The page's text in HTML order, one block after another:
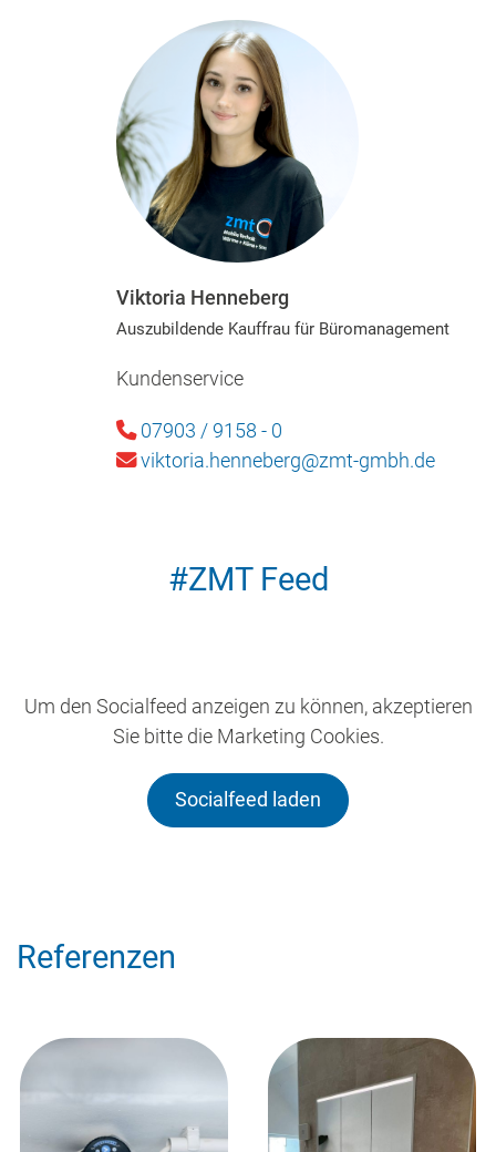
Viktoria Henneberg
Auszubildende Kauffrau für Büromanagement
Kundenservice
07903 / 9158 - 0
viktoria.henneberg@zmt-gmbh.de
#ZMT Feed
Um den Socialfeed anzeigen zu können, akzeptieren
Sie bitte die Marketing Cookies.
Socialfeed laden
Referenzen